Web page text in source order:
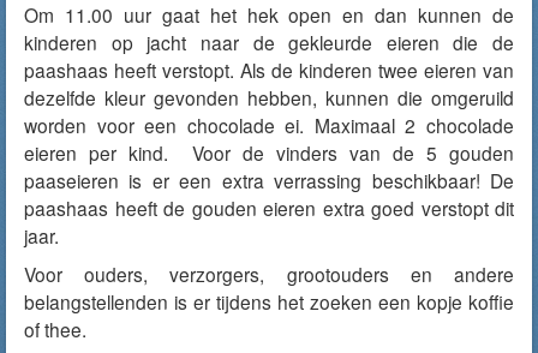
Om 11.00 uur gaat het hek open en dan kunnen de
kinderen op jacht naar de gekleurde eieren die de
paashaas heeft verstopt. Als de kinderen twee eieren van
dezelfde kleur gevonden hebben, kunnen die omgeruild
worden voor een chocolade ei. Maximaal 2 chocolade
eieren per kind. Voor de vinders van de 5 gouden
paaseieren is er een extra verrassing beschikbaar! De
paashaas heeft de gouden eieren extra goed verstopt dit
jaar.
Voor ouders, verzorgers, grootouders en andere
belangstellenden is er tijdens het zoeken een kopje koffie
of thee.